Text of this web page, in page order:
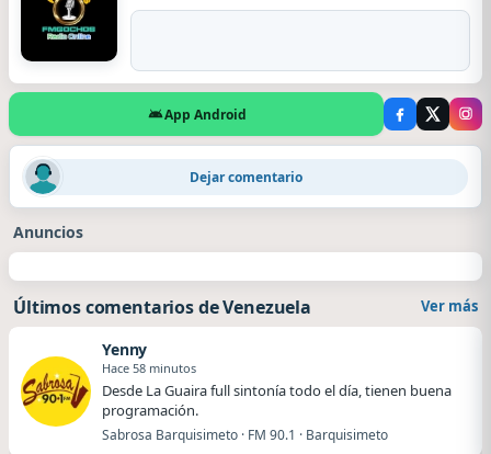
App Android
Excelente musica muy buena la Recomiendo
Dejar comentario
Anuncios
Últimos comentarios de Venezuela Ver más
Yenny
Hace 58 minutos
Desde La Guaira full sintonía todo el día, tienen buena
programación.
Sabrosa Barquisimeto · FM 90.1 · Barquisimeto